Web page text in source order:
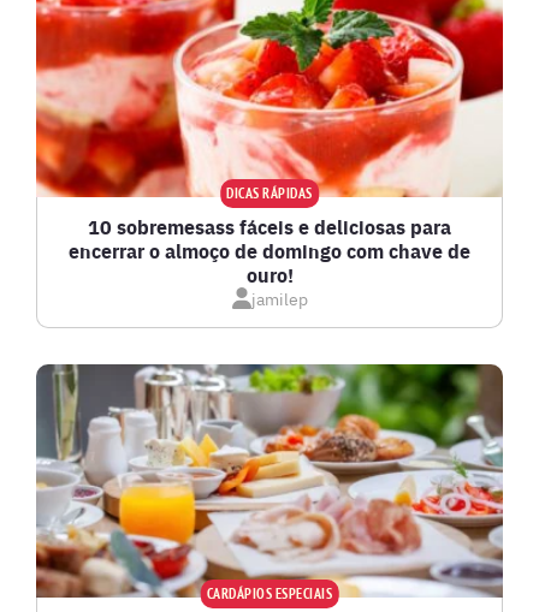
DICAS RÁPIDAS
10 sobremesass fáceis e deliciosas para
encerrar o almoço de domingo com chave de
ouro!
jamilep
CARDÁPIOS ESPECIAIS